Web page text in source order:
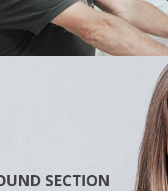
SECTION